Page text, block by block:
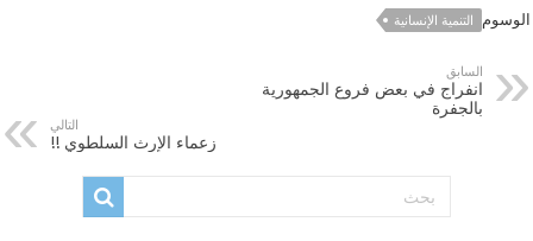
الوسوم التنمية الإنسانية
السابق
انفراج في بعض فروع الجمهورية
بالجفرة
التالي
زعماء الإرث السلطوي !!